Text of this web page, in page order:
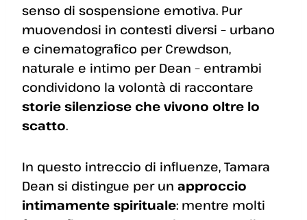
senso di sospensione emotiva. Pur
muovendosi in contesti diversi – urbano
e cinematografico per Crewdson,
naturale e intimo per Dean – entrambi
condividono la volontà di raccontare
storie silenziose che vivono oltre lo
scatto.
In questo intreccio di influenze, Tamara
Dean si distingue per un approccio
intimamente spirituale: mentre molti